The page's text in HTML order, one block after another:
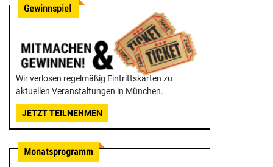
Wir verlosen regelmäßig Eintrittskarten zu
aktuellen Veranstaltungen in München.
JETZT TEILNEHMEN